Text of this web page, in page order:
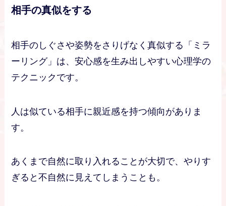
相手の真似をする
相手のしぐさや姿勢をさりげなく真似する「ミラ
ーリング」は、安心感を生み出しやすい心理学の
テクニックです。
人は似ている相手に親近感を持つ傾向がありま
す。
あくまで自然に取り入れることが大切で、やりす
ぎると不自然に見えてしまうことも。